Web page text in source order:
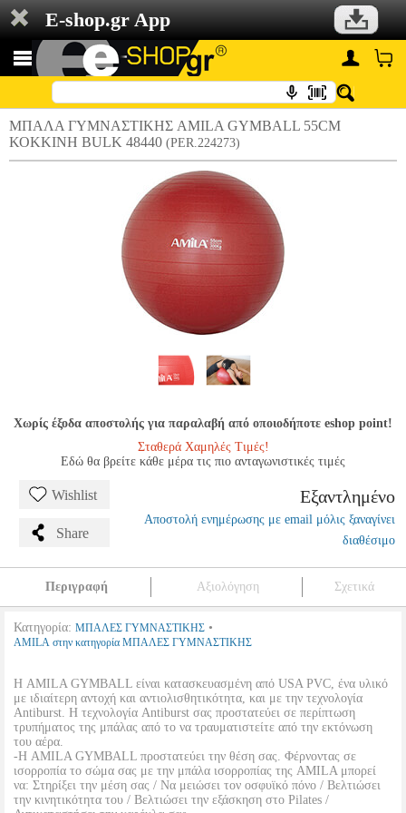
E-shop.gr App
ΜΠΑΛΑ ΓΥΜΝΑΣΤΙΚΗΣ AMILA GYMBALL 55CM
ΚΟΚΚΙΝΗ BULK 48440 (PER.224273)
Χωρίς έξοδα αποστολής για παραλαβή από οποιοδήποτε eshop point!
Σταθερά Χαμηλές Τιμές!
Εδώ θα βρείτε κάθε μέρα τις πιο ανταγωνιστικές τιμές
Wishlist
Share
Εξαντλημένο
Αποστολή ενημέρωσης με email μόλις ξαναγίνει
διαθέσιμο
Περιγραφή Αξιολόγηση Σχετικά
Κατηγορία: ΜΠΑΛΕΣ ΓΥΜΝΑΣΤΙΚΗΣ •
AMILA στην κατηγορία ΜΠΑΛΕΣ ΓΥΜΝΑΣΤΙΚΗΣ
Η AMILA GYMBALL είναι κατασκευασμένη από USA PVC, ένα υλικό
με ιδιαίτερη αντοχή και αντιολισθητικότητα, και με την τεχνολογία
Antiburst. Η τεχνολογία Antiburst σας προστατεύει σε περίπτωση
τρυπήματος της μπάλας από το να τραυματιστείτε από την εκτόνωση
του αέρα.
-Η AMILA GYMBALL προστατεύει την θέση σας. Φέρνοντας σε
ισορροπία το σώμα σας με την μπάλα ισορροπίας της AMILA μπορεί
να: Στηρίξει την μέση σας / Να μειώσει τον οσφυϊκό πόνο / Βελτιώσει
την κινητικότητα του / Βελτιώσει την εξάσκηση στο Pilates /